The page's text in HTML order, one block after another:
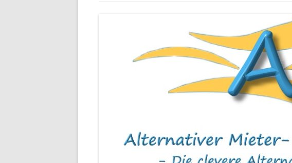
MIETERHÖHUNGEN
MIETMÄNGEL
MODERNISIERUNGEN
SCHÖNHEITSREPARATUREN